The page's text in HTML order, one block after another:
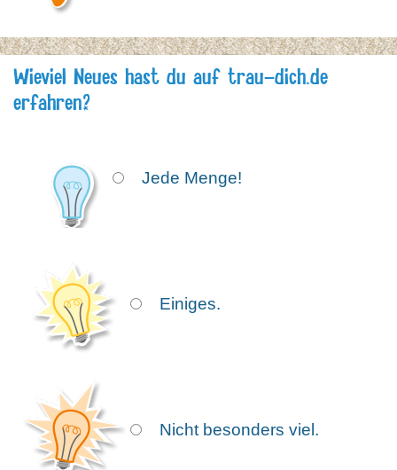
Wieviel Neues hast du auf trau-dich.de
erfahren?
Jede Menge!
Einiges.
Nicht besonders viel.